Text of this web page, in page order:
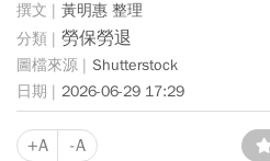
黃明惠 整理
勞保勞退
Shutterstock
2026-06-29 17:29
+A -A